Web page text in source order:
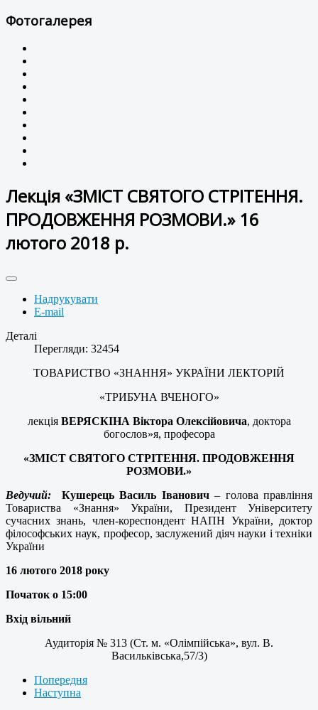
Фотогалерея
Лекція «ЗМІСТ СВЯТОГО СТРІТЕННЯ.
ПРОДОВЖЕННЯ РОЗМОВИ.» 16
лютого 2018 р.
Надрукувати
E-mail
Деталі
Перегляди: 32454
ТОВАРИСТВО «ЗНАННЯ» УКРАЇНИ ЛЕКТОРІЙ
«ТРИБУНА ВЧЕНОГО»
лекція ВЕРЯСКІНА Віктора Олексійовича, доктора
богослов»я, професора
«ЗМІСТ СВЯТОГО СТРІТЕННЯ. ПРОДОВЖЕННЯ
РОЗМОВИ.»
Ведучий:
Кушерець Василь Іванович– голова правління
Товариства «Знання» України, Президент Університету
сучасних знань, член-кореспондент НАПН України, доктор
філософських наук, професор, заслужений діяч науки і техніки
України
16 лютого 2018 року
Початок о 15:00
Вхід вільний
Аудиторія № 313 (Ст. м. «Олімпійська», вул. В.
Васильківська,57/3)
Попередня
Наступна